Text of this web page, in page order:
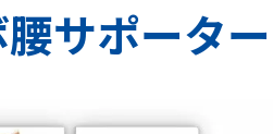
腰サポータ